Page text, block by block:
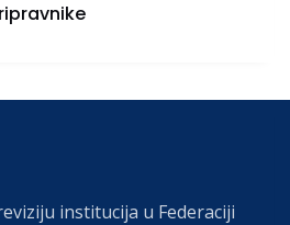
institucija u Federaciji